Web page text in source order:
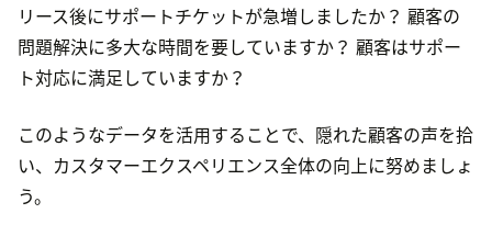
リース後にサポートチケットが急増しましたか？ 顧客の
問題解決に多大な時間を要していますか？ 顧客はサポー
ト対応に満足していますか？
このようなデータを活用することで、隠れた顧客の声を拾
い、カスタマーエクスペリエンス全体の向上に努めましょ
う。